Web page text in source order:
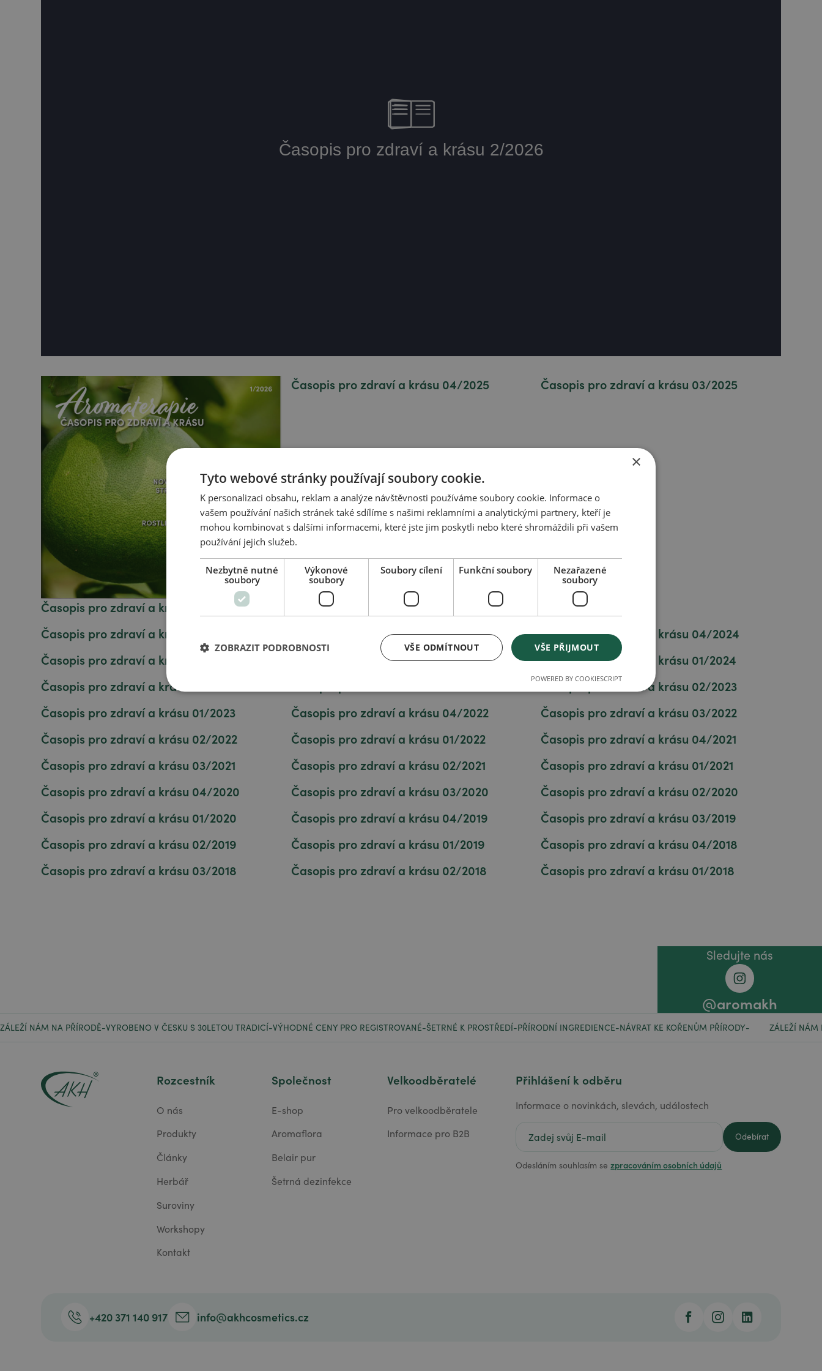
Časopis pro zdraví a krásu 01/2026
Časopis pro zdraví a krásu 04/2025 Časopis pro zdraví a krásu 03/2025
Časopis pro zdraví a krásu 02/2025 Časopis pro zdraví a krásu 01/2025
Časopis pro zdraví a krásu 04/2024
Časopis pro zdraví a krásu 03/2024
Časopis pro zdraví a krásu 02/2024
Časopis pro zdraví a krásu 01/2024
Časopis pro zdraví a krásu 04/2023
Časopis pro zdraví a krásu 02/2023
Časopis pro zdraví a krásu 01/2023
Časopis pro zdraví a krásu 04/2022
Časopis pro zdraví a krásu 03/2022
Časopis pro zdraví a krásu 02/2022
Časopis pro zdraví a krásu 01/2022
Časopis pro zdraví a krásu 04/2021
Časopis pro zdraví a krásu 03/2021
Časopis pro zdraví a krásu 02/2021
Časopis pro zdraví a krásu 01/2021
Časopis pro zdraví a krásu 04/2020
Časopis pro zdraví a krásu 03/2020
Časopis pro zdraví a krásu 02/2020
Časopis pro zdraví a krásu 01/2020
Časopis pro zdraví a krásu 04/2019
Časopis pro zdraví a krásu 03/2019
Časopis pro zdraví a krásu 02/2019
Časopis pro zdraví a krásu 01/2019
Časopis pro zdraví a krásu 04/2018
Časopis pro zdraví a krásu 03/2018
Časopis pro zdraví a krásu 02/2018 Časopis pro zdraví a krásu 01/2018
Sledujte nás
@aromakh
ZÁLEŽÍ NÁM NA PŘÍRODĚ-VYROBENO V ČESKU S 30LETOU TRADICÍ-VÝHODNÉ CENY PRO REGISTROVANÉ-ŠETRNÉ K PROSTŘEDÍ-PŘÍRODNÍ INGREDIENCE-NÁVRAT KE KOŘENŮM PŘÍRODY- ZÁLEŽÍ NÁM
Rozcestník
O nás
Produkty
Články
Herbář
Suroviny
Workshopy
Kontakt
Společnost
E-shop
Aromaflora
Belair pur
Šetrná dezinfekce
Velkoodběratelé
Pro velkoodběratele
Informace pro B2B
Přihlášení k odběru
Informace o novinkách, slevách, událostech
Odesláním souhlasím sezpracováním osobních údajů
+420 371 140 917 info@akhcosmetics.cz
×
Tyto webové stránky používají soubory cookie.
K personalizaci obsahu, reklam a analýze návštěvnosti používáme soubory cookie. Informace o
vašem používání našich stránek také sdílíme s našimi reklamními a analytickými partnery, kteří je
mohou kombinovat s dalšími informacemi, které jste jim poskytli nebo které shromáždili při vašem
používání jejich služeb.
Nezbytně nutné
soubory
Výkonové
soubory
Soubory cílení Funkční soubory
Nezařazené
soubory
VŠE PŘIJMOUT
VŠE ODMÍTNOUT
ZOBRAZIT PODROBNOSTI
POWERED BY COOKIESCRIPT